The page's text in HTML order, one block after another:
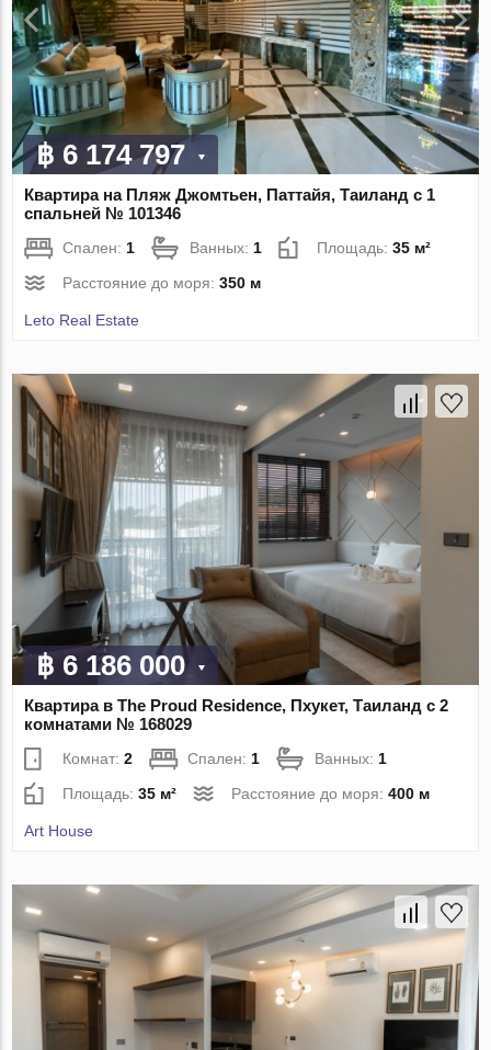
฿ 6 174 797
Квартира на Пляж Джомтьен, Паттайя, Таиланд с 1
спальней № 101346
Спален:1 Ванных:1 Площадь:35 м²
Расстояние до моря:350 м
Leto Real Estate
฿ 6 186 000
Квартира в The Proud Residence, Пхукет, Таиланд с 2
комнатами № 168029
Комнат:2 Спален: 1 Ванных: 1
Площадь:35 м² Расстояние до моря:400 м
Art House